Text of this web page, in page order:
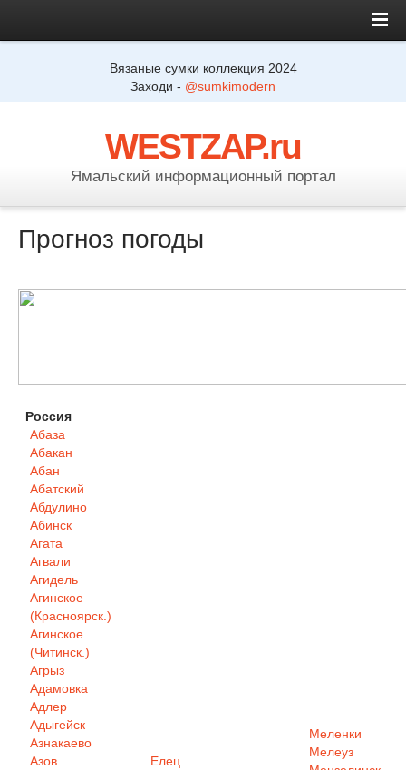
Вязаные сумки коллекция 2024
Заходи - @sumkimodern
WESTZAP.ru
Ямальский информационный портал
Прогноз погоды
Россия
Абаза
Абакан
Абан
Абатский
Абдулино
Абинск
Агата
Агвали
Агидель
Агинское
(Красноярск.)
Агинское
(Читинск.)
Агрыз
Адамовка
Адлер
Адыгейск
Азнакаево
Азов
Елец
Меленки
Мелеуз